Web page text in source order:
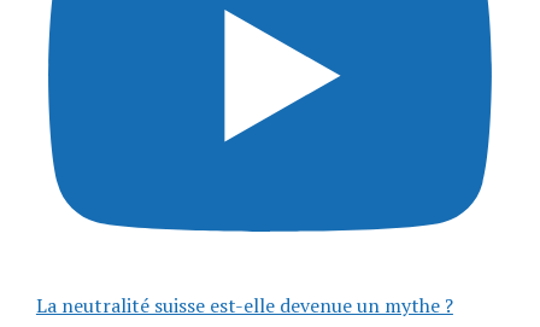
La neutralité suisse est-elle devenue un mythe ?